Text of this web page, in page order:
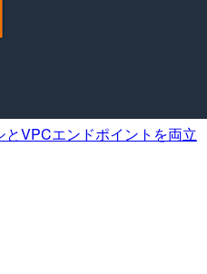
VPCエンドポイントを両立